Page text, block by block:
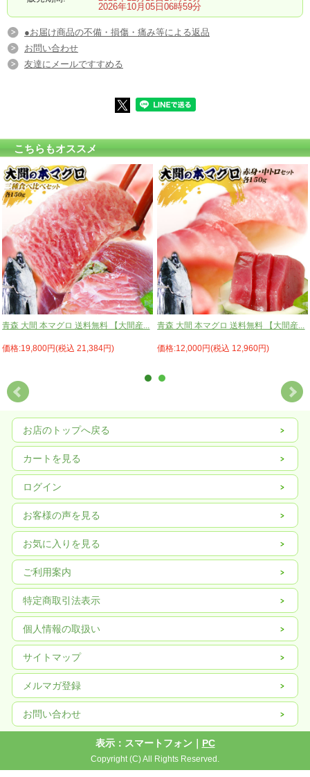
2026年10月05日06時59分
●お届け商品の不備・損傷・痛み等による返品
お問い合わせ
友達にメールですすめる
こちらもオススメ
青森 大間 本マグロ 送料無料 【大間産...
価格:19,800円(税込 21,384円)
青森 大間 本マグロ 送料無料 【大間産...
価格:12,000円(税込 12,960円)
お店のトップへ戻る
カートを見る
ログイン
お客様の声を見る
お気に入りを見る
ご利用案内
特定商取引法表示
個人情報の取扱い
サイトマップ
メルマガ登録
お問い合わせ
表示：スマートフォン｜ PC
Copyright (C) All Rights Reserved.